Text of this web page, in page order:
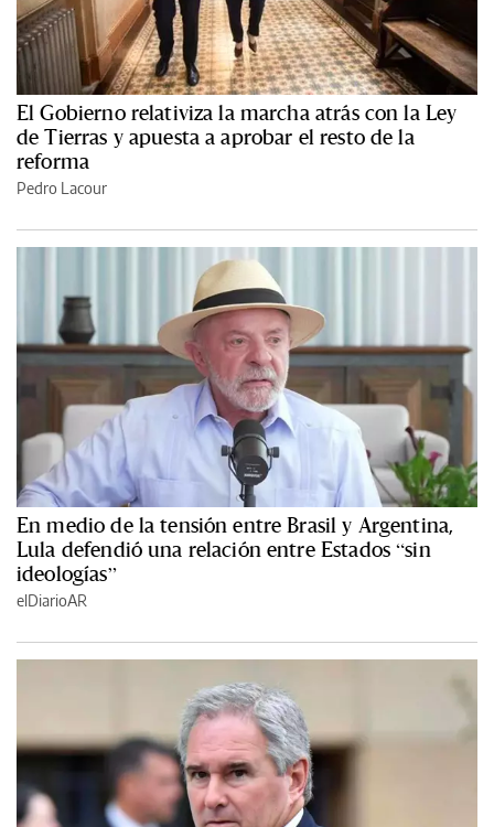
El Gobierno relativiza la marcha atrás con la Ley
de Tierras y apuesta a aprobar el resto de la
reforma
Pedro Lacour
En medio de la tensión entre Brasil y Argentina,
Lula defendió una relación entre Estados “sin
ideologías”
elDiarioAR